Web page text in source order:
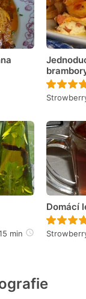
nebyl hodnocen
nebyl hodnocen
min
Domácí